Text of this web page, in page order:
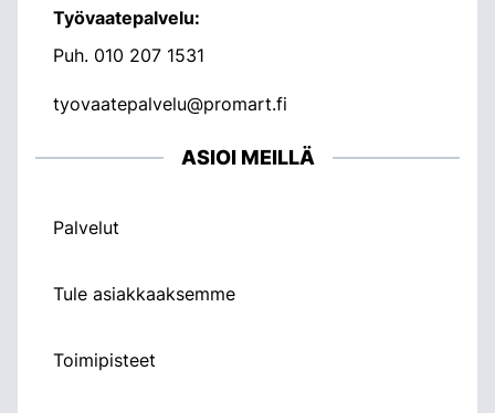
Työvaatepalvelu:
Puh. 010 207 1531
tyovaatepalvelu@promart.fi
ASIOI MEILLÄ
Palvelut
Tule asiakkaaksemme
Toimipisteet